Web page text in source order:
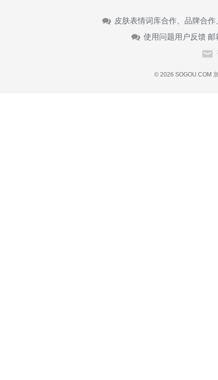
皮肤表情词库合作、品牌合
使用问题用户反馈 邮
© 2026 SOGOU.COM